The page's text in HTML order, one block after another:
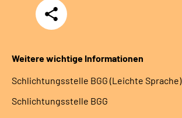
Teilen
Weitere wichtige Informationen
Schlich­tungs­stel­le BGG (Leichte Sprache)
Schlich­tungs­stel­le BGG